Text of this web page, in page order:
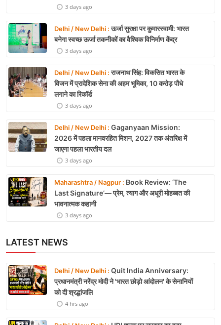
3 days ago
Delhi / New Delhi :ऊर्जा सुरक्षा पर कुमारस्वामी: भारत
बनेगा स्वच्छ ऊर्जा तकनीकों का वैश्विक विनिर्माण केंद्र
3 days ago
Delhi / New Delhi :राजनाथ सिंह: विकसित भारत के
विजन में प्रादेशिक सेना की अहम भूमिका, 10 करोड़ पौधे
लगाने का रिकॉर्ड
3 days ago
Delhi / New Delhi : Gaganyaan Mission:
2026 में पहला मानवरहित मिशन, 2027 तक अंतरिक्ष में
जाएगा पहला भारतीय दल
3 days ago
Maharashtra / Nagpur : Book Review: ‘The
Last Signature’— प्रेम, त्याग और अधूरी मोहब्बत की
भावनात्मक कहानी
3 days ago
LATEST NEWS
Delhi / New Delhi : Quit India Anniversary:
प्रधानमंत्री नरेंद्र मोदी ने 'भारत छोड़ो आंदोलन' के सेनानियों
को दी श्रद्धांजलि
4 hrs ago